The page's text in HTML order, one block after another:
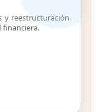
y reestructuración
financiera.